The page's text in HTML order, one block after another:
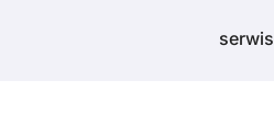
serwis